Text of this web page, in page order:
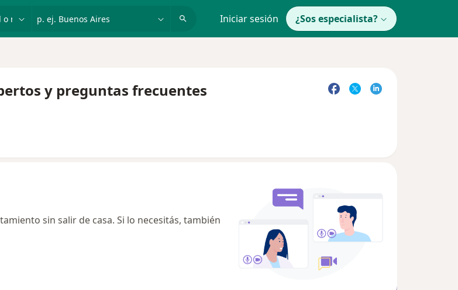
Iniciar sesión ¿Sos especialista?
y preguntas frecuentes
sin salir de casa. Si lo necesitás, también